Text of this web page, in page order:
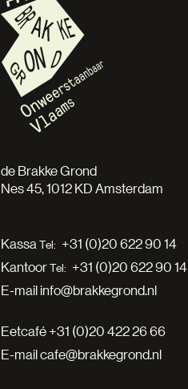
de Brakke Grond
Nes 45, 1012 KD Amsterdam
Kassa
+31 (0)20 622 90 14
Kantoor
+31 (0)20 622 90 14
E-mailinfo@brakkegrond.nl
Eetcafé+31 (0)20 422 26 66
E-mailcafe@brakkegrond.nl